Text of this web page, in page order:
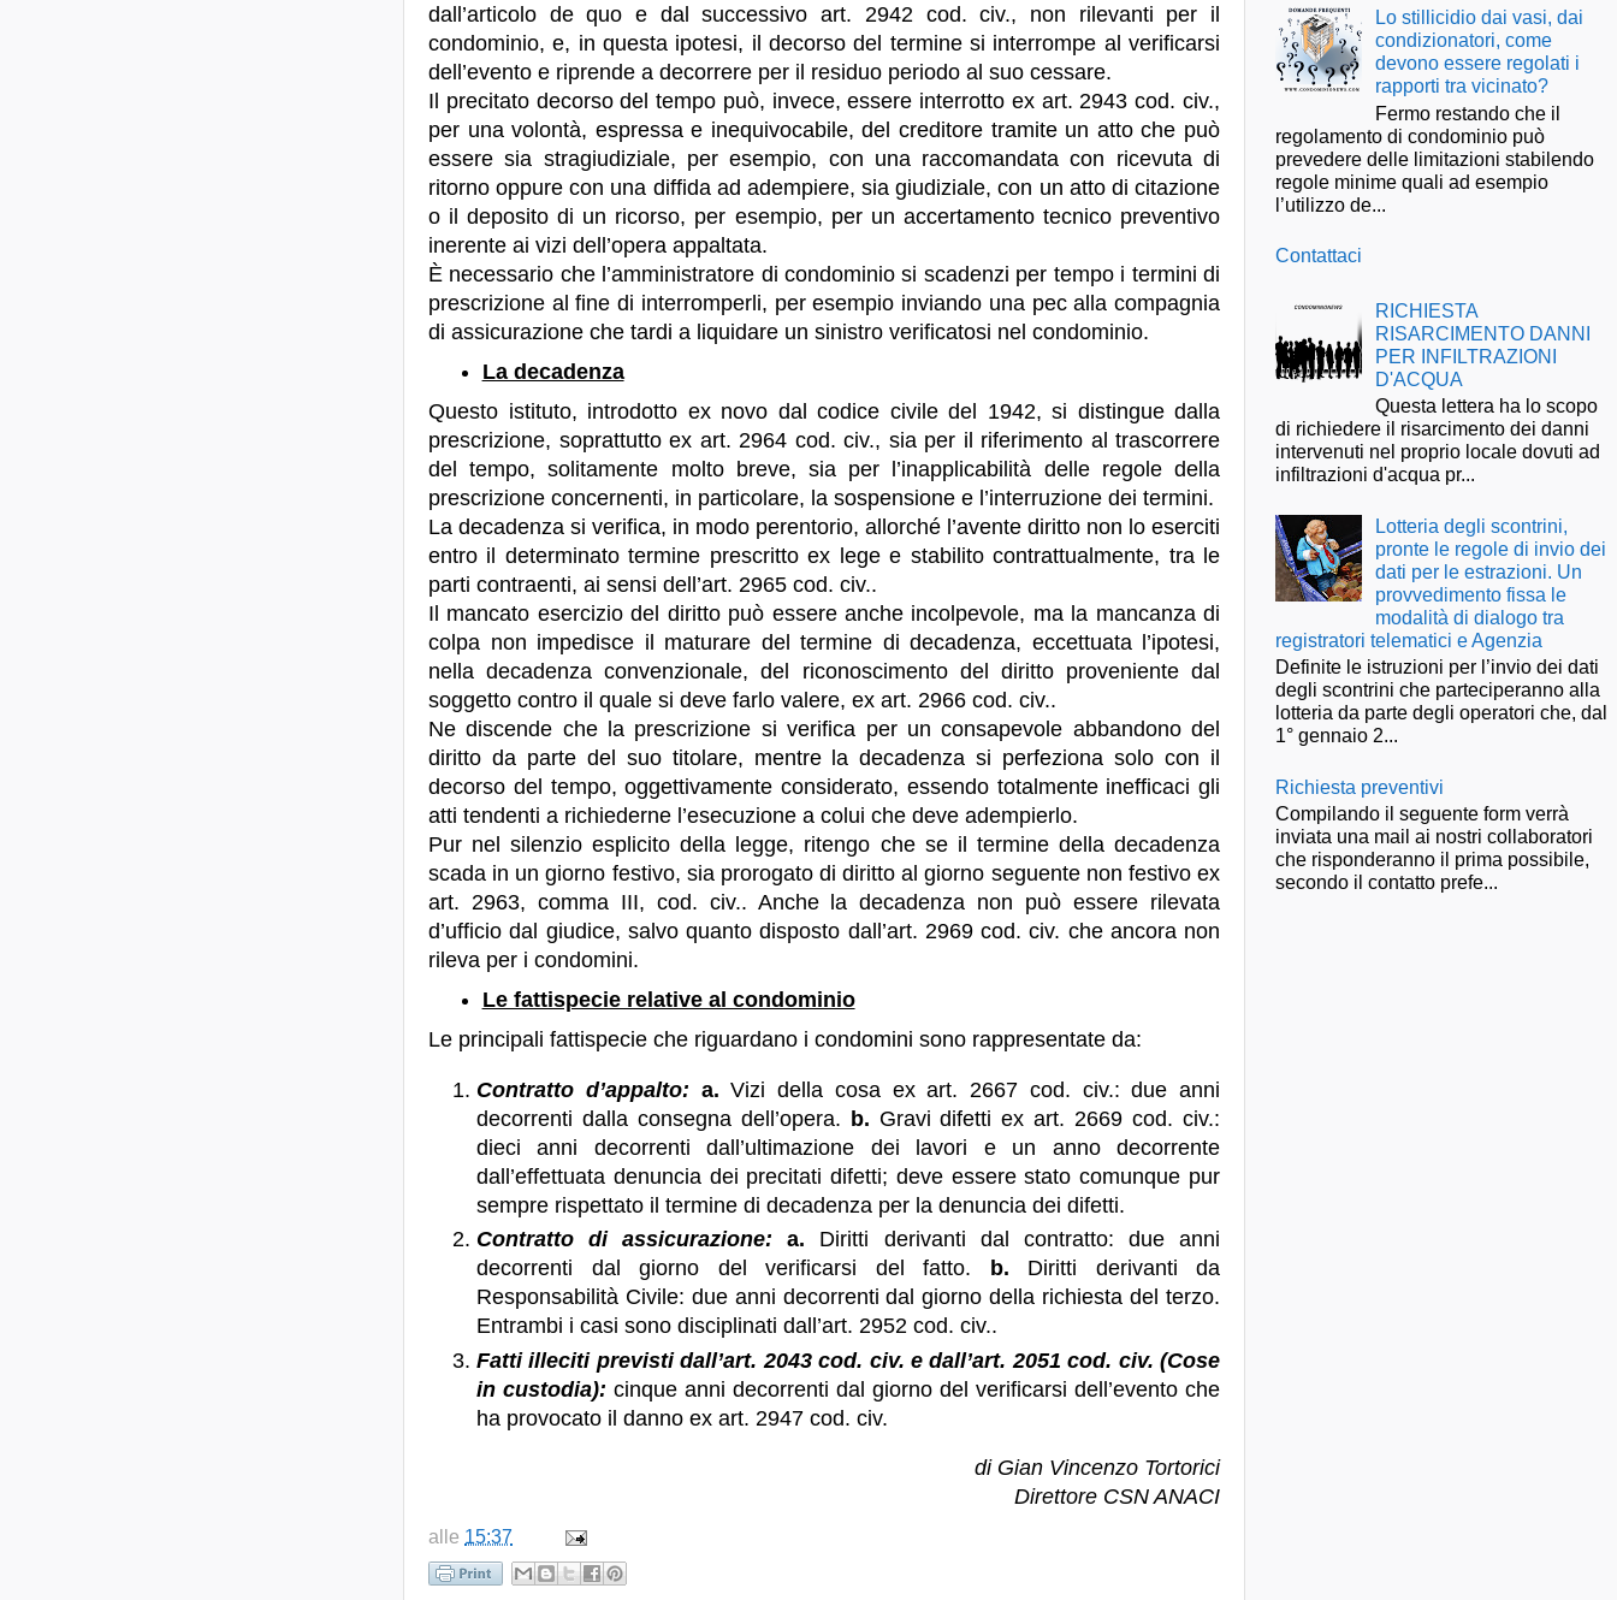
dall’articolo de quo e dal successivo art. 2942 cod. civ., non rilevanti per il
condominio, e, in questa ipotesi, il decorso del termine si interrompe al verificarsi
dell’evento e riprende a decorrere per il residuo periodo al suo cessare.
Il precitato decorso del tempo può, invece, essere interrotto ex art. 2943 cod. civ.,
per una volontà, espressa e inequivocabile, del creditore tramite un atto che può
essere sia stragiudiziale, per esempio, con una raccomandata con ricevuta di
ritorno oppure con una diffida ad adempiere, sia giudiziale, con un atto di citazione
o il deposito di un ricorso, per esempio, per un accertamento tecnico preventivo
inerente ai vizi dell’opera appaltata.
È necessario che l’amministratore di condominio si scadenzi per tempo i termini di
prescrizione al fine di interromperli, per esempio inviando una pec alla compagnia
di assicurazione che tardi a liquidare un sinistro verificatosi nel condominio.
La decadenza
Questo istituto, introdotto ex novo dal codice civile del 1942, si distingue dalla
prescrizione, soprattutto ex art. 2964 cod. civ., sia per il riferimento al trascorrere
del tempo, solitamente molto breve, sia per l’inapplicabilità delle regole della
prescrizione concernenti, in particolare, la sospensione e l’interruzione dei termini.
La decadenza si verifica, in modo perentorio, allorché l’avente diritto non lo eserciti
entro il determinato termine prescritto ex lege e stabilito contrattualmente, tra le
parti contraenti, ai sensi dell’art. 2965 cod. civ..
Il mancato esercizio del diritto può essere anche incolpevole, ma la mancanza di
colpa non impedisce il maturare del termine di decadenza, eccettuata l’ipotesi,
nella decadenza convenzionale, del riconoscimento del diritto proveniente dal
soggetto contro il quale si deve farlo valere, ex art. 2966 cod. civ..
Ne discende che la prescrizione si verifica per un consapevole abbandono del
diritto da parte del suo titolare, mentre la decadenza si perfeziona solo con il
decorso del tempo, oggettivamente considerato, essendo totalmente inefficaci gli
atti tendenti a richiederne l’esecuzione a colui che deve adempierlo.
Pur nel silenzio esplicito della legge, ritengo che se il termine della decadenza
scada in un giorno festivo, sia prorogato di diritto al giorno seguente non festivo ex
art. 2963, comma III, cod. civ.. Anche la decadenza non può essere rilevata
d’ufficio dal giudice, salvo quanto disposto dall’art. 2969 cod. civ. che ancora non
rileva per i condomini.
Le fattispecie relative al condominio
Le principali fattispecie che riguardano i condomini sono rappresentate da:
Contratto d’appalto: a. Vizi della cosa ex art. 2667 cod. civ.: due anni
decorrenti dalla consegna dell’opera. b. Gravi difetti ex art. 2669 cod. civ.:
dieci anni decorrenti dall’ultimazione dei lavori e un anno decorrente
dall’effettuata denuncia dei precitati difetti; deve essere stato comunque pur
sempre rispettato il termine di decadenza per la denuncia dei difetti.
Contratto di assicurazione:
a. Diritti derivanti dal contratto: due anni
decorrenti dal giorno del verificarsi del fatto.
b. Diritti derivanti da
Responsabilità Civile: due anni decorrenti dal giorno della richiesta del terzo.
Entrambi i casi sono disciplinati dall’art. 2952 cod. civ..
Fatti illeciti previsti dall’art. 2043 cod. civ. e dall’art. 2051 cod. civ. (Cose
in custodia): cinque anni decorrenti dal giorno del verificarsi dell’evento che
ha provocato il danno ex art. 2947 cod. civ.
di Gian Vincenzo Tortorici
Direttore CSN ANACI
alle 15:37
Lo stillicidio dai vasi, dai
condizionatori, come
devono essere regolati i
rapporti tra vicinato?
Fermo restando che il
regolamento di condominio può
prevedere delle limitazioni stabilendo
regole minime quali ad esempio
l’utilizzo de...
Contattaci
RICHIESTA
RISARCIMENTO DANNI
PER INFILTRAZIONI
D'ACQUA
Questa lettera ha lo scopo
di richiedere il risarcimento dei danni
intervenuti nel proprio locale dovuti ad
infiltrazioni d'acqua pr...
Lotteria degli scontrini,
pronte le regole di invio dei
dati per le estrazioni. Un
provvedimento fissa le
modalità di dialogo tra
registratori telematici e Agenzia
Definite le istruzioni per l’invio dei dati
degli scontrini che parteciperanno alla
lotteria da parte degli operatori che, dal
1° gennaio 2...
Richiesta preventivi
Compilando il seguente form verrà
inviata una mail ai nostri collaboratori
che risponderanno il prima possibile,
secondo il contatto prefe...